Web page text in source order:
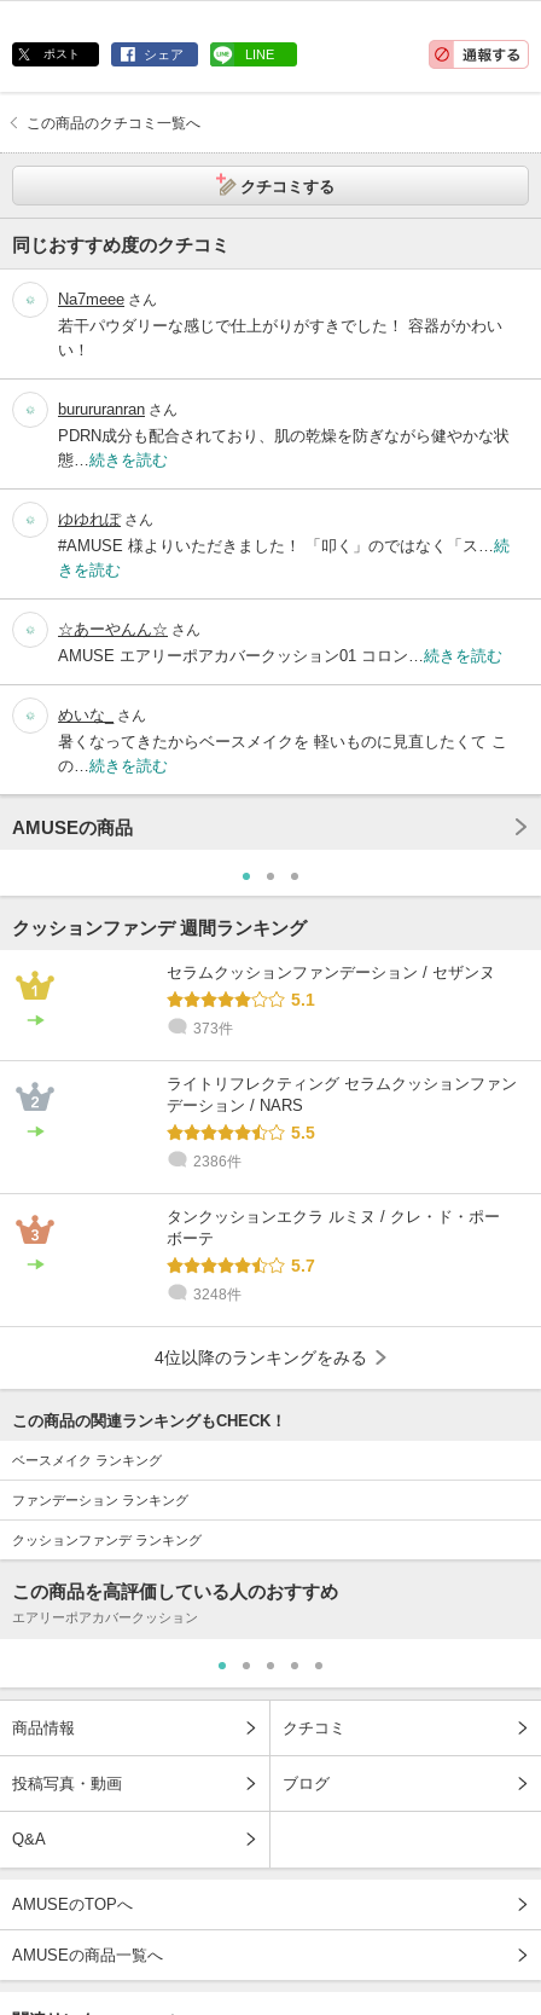
ポスト シェア LINE
この商品のクチコミ一覧へ
クチコミする
同じおすすめ度のクチコミ
Na7meee さん
若干パウダリーな感じで仕上がりがすきでした！ 容器がかわい
い！
burururanran さん
PDRN成分も配合されており、肌の乾燥を防ぎながら健やかな状
態… 続きを読む
ゆゆれぽさん
#AMUSE 様よりいただきました！ 「叩く」のではなく「ス… 続
きを読む
☆あーやんん☆ さん
AMUSE エアリーポアカバークッション01 コロン… 続きを読む
めいな_ さん
暑くなってきたからベースメイクを 軽いものに見直したくて こ
の… 続きを読む
AMUSEの商品
クッションファンデ 週間ランキング
セラムクッションファンデーション / セザンヌ
5.1
373件
ライトリフレクティング セラムクッションファン
デーション / NARS
5.5
2386件
タンクッションエクラ ルミヌ / クレ・ド・ポー
ボーテ
5.7
3248件
4位以降のランキングをみる
この商品の関連ランキングもCHECK！
ベースメイク ランキング
ファンデーション ランキング
クッションファンデ ランキング
この商品を高評価している人のおすすめ
エアリーポアカバークッション
商品情報 クチコミ
投稿写真・動画 ブログ
Q&A
AMUSEのTOPへ
AMUSEの商品一覧へ